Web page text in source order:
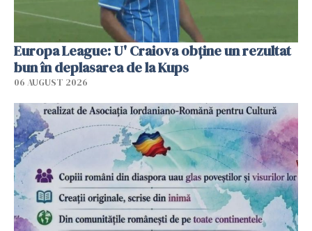
Europa League: U' Craiova obține un rezultat
bun în deplasarea de la Kups
06 AUGUST 2026